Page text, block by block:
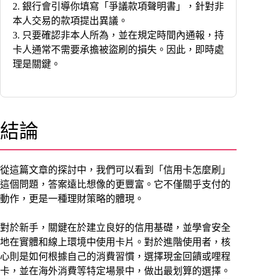
2. 銀行會引導你填寫「爭議款項聲明書」，針對非
本人交易的款項提出異議。
3. 只要確認非本人所為，並在規定時間內通報，持
卡人通常不需要承擔被盜刷的損失。因此，即時處
理是關鍵。
結論
從這篇文章的探討中，我們可以看到「信用卡怎麼刷」
這個問題，答案遠比想像的更豐富。它不僅關乎支付的
動作，更是一種理財策略的體現。
對於新手，關鍵在於建立良好的信用基礎，並學會安全
地在實體和線上環境中使用卡片。對於進階使用者，核
心則是如何根據自己的消費習慣，選擇現金回饋或哩程
卡，並在海外消費等特定場景中，做出最划算的選擇。